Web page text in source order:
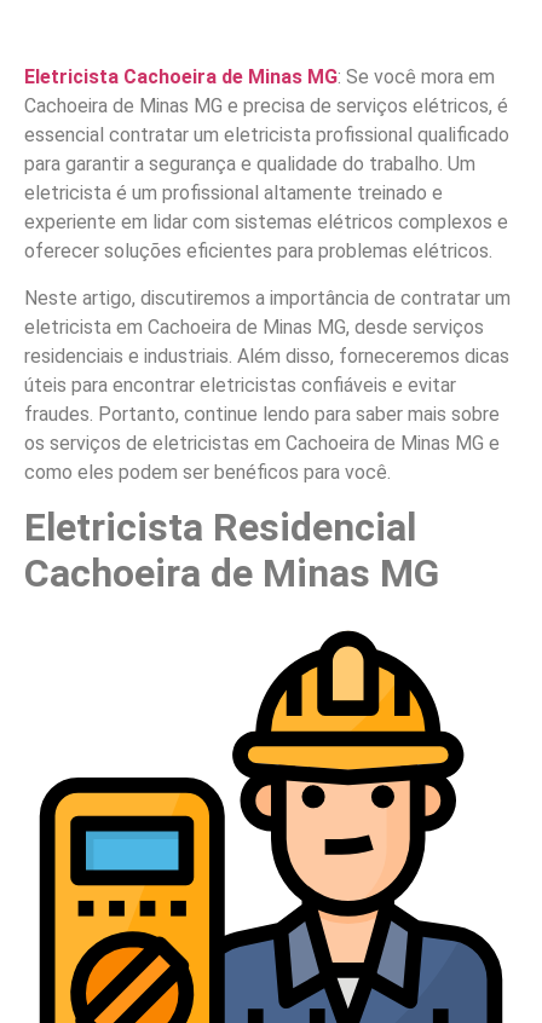
Eletricista Cachoeira de Minas MG: Se você mora em
Cachoeira de Minas MG e precisa de serviços elétricos, é
essencial contratar um eletricista profissional qualificado
para garantir a segurança e qualidade do trabalho. Um
eletricista é um profissional altamente treinado e
experiente em lidar com sistemas elétricos complexos e
oferecer soluções eficientes para problemas elétricos.
Neste artigo, discutiremos a importância de contratar um
eletricista em Cachoeira de Minas MG, desde serviços
residenciais e industriais. Além disso, forneceremos dicas
úteis para encontrar eletricistas confiáveis e evitar
fraudes. Portanto, continue lendo para saber mais sobre
os serviços de eletricistas em Cachoeira de Minas MG e
como eles podem ser benéficos para você.
Eletricista Residencial
Cachoeira de Minas MG